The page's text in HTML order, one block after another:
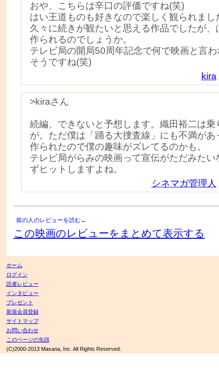
おや、こちらは辛口の評価ですね(笑)
はい王道ものも好きなので楽しく観られまし
久々に続きが観たいと思える作品でしたが、
作られるのでしょうか。
テレビ局の開局50周年記念で何で映画と言
そうですね(笑)
kira
>kiraさん
続編、できないと予想します。織田裕二は乗
が。ただ僕は「踊る大捜査線」にも不満があ
作られたので僕の趣味がズレてるのかも。
テレビ局がらみの映画って宣伝がただみたい
ずヒットしますよね。
シネマガ管理人
前の人のレビューを読む←
この映画のレビューをまとめて表示する
ホーム
ログイン
読者レビュー
インタビュー
プレゼント
新規会員登録
サイトマップ
お問い合わせ
このページの先頭
(C)2000-2013 Masana, Inc. All Rights Reserved.